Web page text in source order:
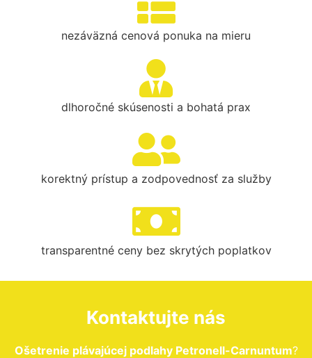
nezáväzná cenová ponuka na mieru
dlhoročné skúsenosti a bohatá prax
korektný prístup a zodpovednosť za služby
transparentné ceny bez skrytých poplatkov
Kontaktujte nás
Ošetrenie plávajúcej podlahy Petronell-Carnuntum?